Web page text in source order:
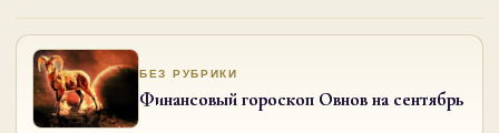
БЕЗ РУБРИКИ
Финансовый гороскоп Овнов на сентябрь